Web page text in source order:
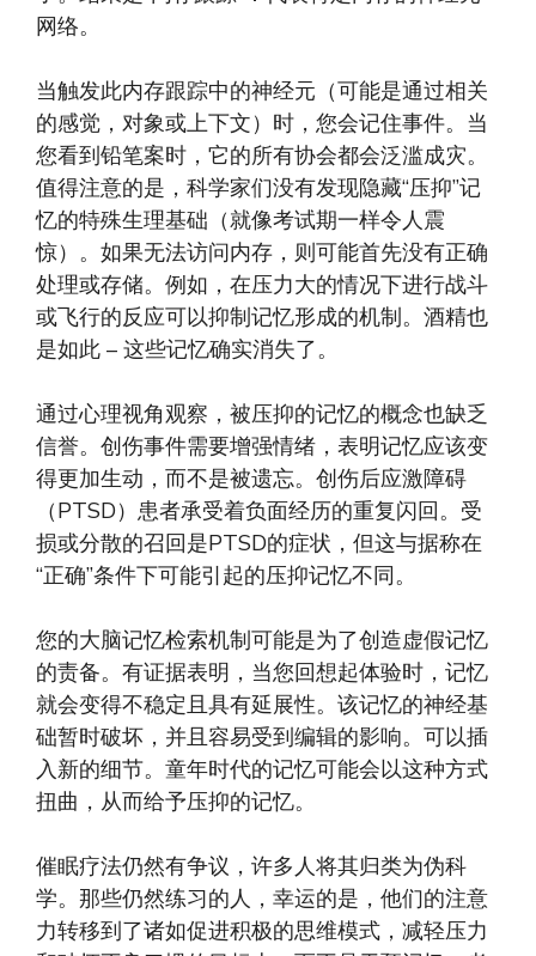
网络。
当触发此内存跟踪中的神经元（可能是通过相关
的感觉，对象或上下文）时，您会记住事件。当
您看到铅笔案时，它的所有协会都会泛滥成灾。
值得注意的是，科学家们没有发现隐藏“压抑”记
忆的特殊生理基础（就像考试期一样令人震
惊）。如果无法访问内存，则可能首先没有正确
处理或存储。例如，在压力大的情况下进行战斗
或飞行的反应可以抑制记忆形成的机制。酒精也
是如此 – 这些记忆确实消失了。
通过心理视角观察，被压抑的记忆的概念也缺乏
信誉。创伤事件需要增强情绪，表明记忆应该变
得更加生动，而不是被遗忘。创伤后应激障碍
（PTSD）患者承受着负面经历的重复闪回。受
损或分散的召回是PTSD的症状，但这与据称在
“正确”条件下可能引起的压抑记忆不同。
您的大脑记忆检索机制可能是为了创造虚假记忆
的责备。有证据表明，当您回想起体验时，记忆
就会变得不稳定且具有延展性。该记忆的神经基
础暂时破坏，并且容易受到编辑的影响。可以插
入新的细节。童年时代的记忆可能会以这种方式
扭曲，从而给予压抑的记忆。
催眠疗法仍然有争议，许多人将其归类为伪科
学。那些仍然练习的人，幸运的是，他们的注意
力转移到了诸如促进积极的思维模式，减轻压力